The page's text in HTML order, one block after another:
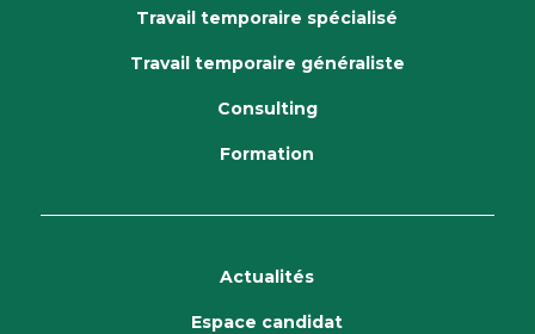
Travail temporaire spécialisé
Travail temporaire généraliste
Consulting
Formation
Actualités
Espace candidat